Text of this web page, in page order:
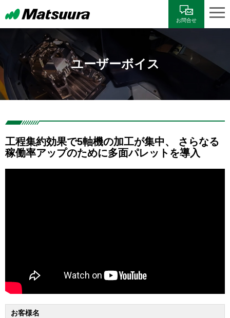
お問合せ
ユーザーボイス
工程集約効果で5軸機の加工が集中、 さらなる
稼働率アップのために多面パレットを導入
お客様名